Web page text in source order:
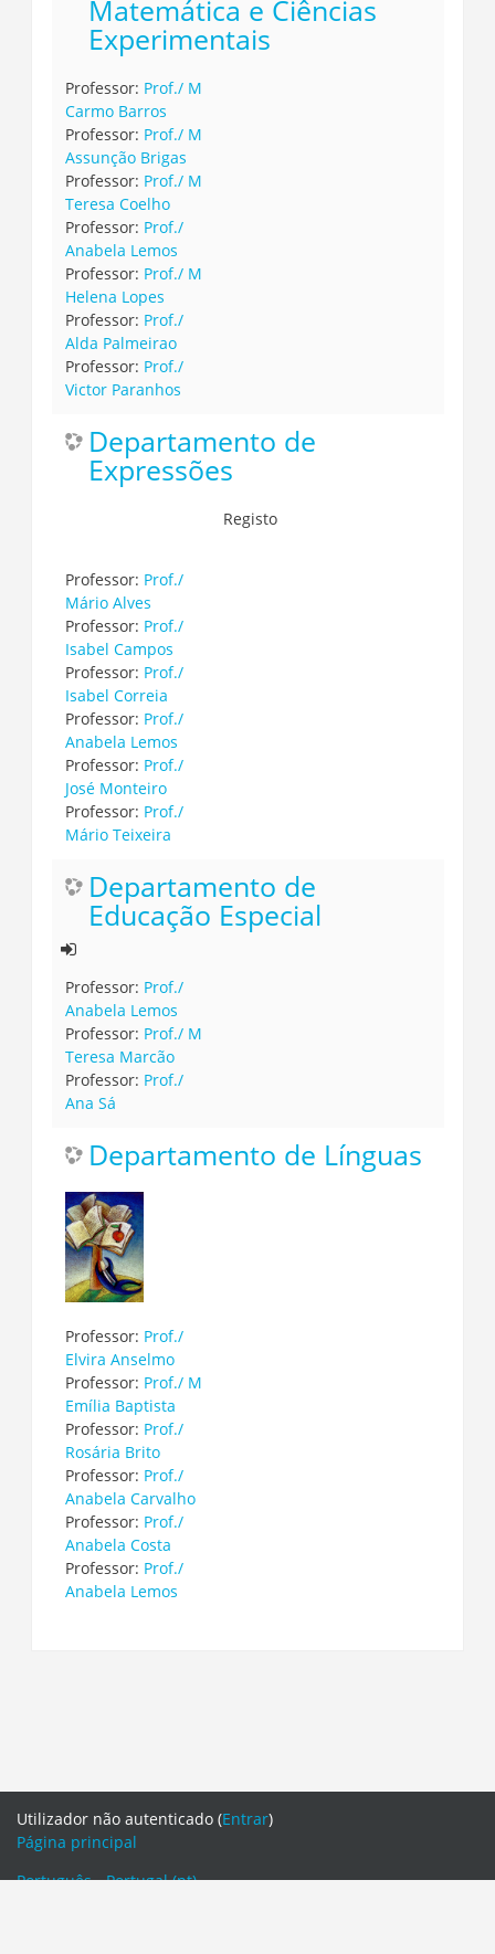
Matemática e Ciências
Experimentais
Professor: Prof./ M
Carmo Barros
Professor: Prof./ M
Assunção Brigas
Professor: Prof./ M
Teresa Coelho
Professor: Prof./
Anabela Lemos
Professor: Prof./ M
Helena Lopes
Professor: Prof./
Alda Palmeirao
Professor: Prof./
Victor Paranhos
Departamento de
Expressões
Registo
Professor: Prof./
Mário Alves
Professor: Prof./
Isabel Campos
Professor: Prof./
Isabel Correia
Professor: Prof./
Anabela Lemos
Professor: Prof./
José Monteiro
Professor: Prof./
Mário Teixeira
Departamento de
Educação Especial
Professor: Prof./
Anabela Lemos
Professor: Prof./ M
Teresa Marcão
Professor: Prof./
Ana Sá
Departamento de Línguas
Professor: Prof./
Elvira Anselmo
Professor: Prof./ M
Emília Baptista
Professor: Prof./
Rosária Brito
Professor: Prof./
Anabela Carvalho
Professor: Prof./
Anabela Costa
Professor: Prof./
Anabela Lemos
Utilizador não autenticado (Entrar)
Página principal
Português - Portugal ‎(pt)‎